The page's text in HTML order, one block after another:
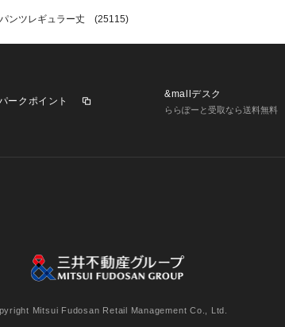
ンツレギュラー丈 (25115)
ークポイント
&mallデスク
ららぽーと受取なら送料無料
護方針 個人情報の取り扱いについて
Mitsui Fudosan Retail Management Co., Ltd.